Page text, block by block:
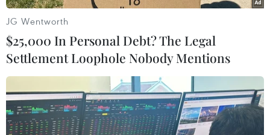
Ukraine đạt được thỏa thuận mới về trao
đổi tù nhân với Nga
14/04/2022 13:31
Ukraine đã giao nhà tài phiệt Viktor Medvedchuk cho
JG Wentworth
$25,000 In Personal Debt? The Legal
Settlement Loophole Nobody Mentions